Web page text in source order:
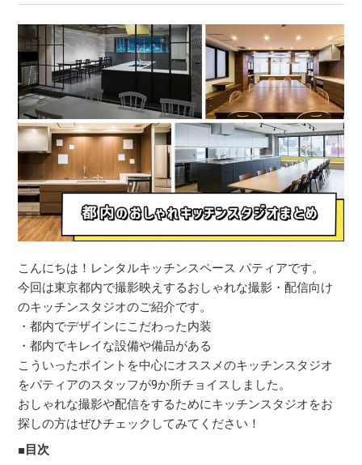
こんにちは！レンタルキッチンスペース パティアです。
今回は東京都内で撮影映えするおしゃれな撮影・配信向け
のキッチンスタジオのご紹介です。
・都内でデザインにこだわった内装
・都内でキレイな設備や備品がある
こういったポイントを中心にオススメのキッチンスタジオ
をパティアのスタッフが9か所チョイスしました。
おしゃれな撮影や配信をするためにキッチンスタジオをお
探しの方はぜひチェックしてみてください！
■目次